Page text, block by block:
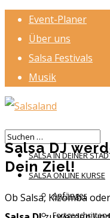
Event-Planer
Über uns
Salsa Festivals
Musik
HOME
SALSA IN DEINER
SALSA ONLINE KURSE
Anfänger
Salsa DJ
Dein Ziel!
Ob Salsa, Kizomba